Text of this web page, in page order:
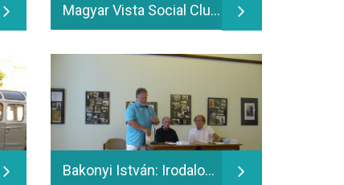
Magyar Vista Social Club: jazz koncert - 2014.06.13.
Bakonyi István: Irodalom az ezredfordulón és Serfőző Simon: Semmi sem így van című könyvének bemutatója - 2014.06.16.